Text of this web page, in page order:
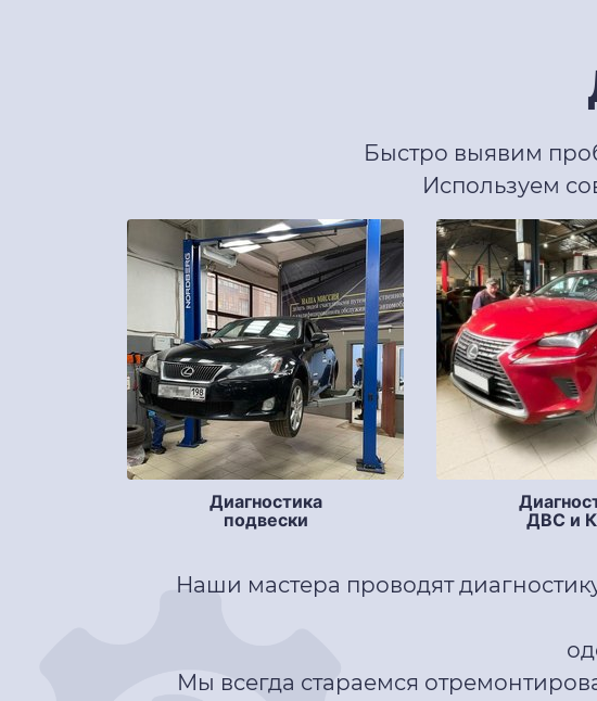
Быстро выявим
Используем
Диагностика
подвески
ДВС и
Наши мастера проводят
Мы всегда стараемся